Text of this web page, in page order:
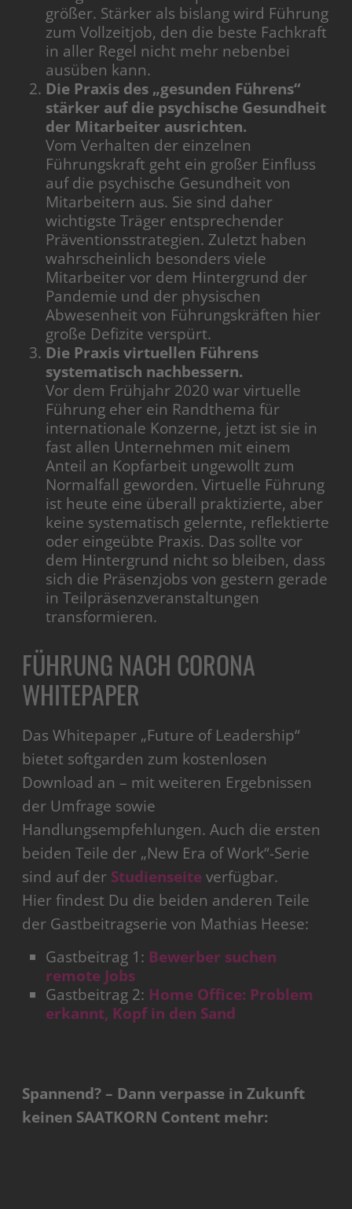
größer. Stärker als bislang wird Führung
zum Vollzeitjob, den die beste Fachkraft
in aller Regel nicht mehr nebenbei
ausüben kann.
Die Praxis des „gesunden Führens“
stärker auf die psychische Gesundheit
der Mitarbeiter ausrichten.
Vom Verhalten der einzelnen
Führungskraft geht ein großer Einfluss
auf die psychische Gesundheit von
Mitarbeitern aus. Sie sind daher
wichtigste Träger entsprechender
Präventionsstrategien. Zuletzt haben
wahrscheinlich besonders viele
Mitarbeiter vor dem Hintergrund der
Pandemie und der physischen
Abwesenheit von Führungskräften hier
große Defizite verspürt.
Die Praxis virtuellen Führens
systematisch nachbessern.
Vor dem Frühjahr 2020 war virtuelle
Führung eher ein Randthema für
internationale Konzerne, jetzt ist sie in
fast allen Unternehmen mit einem
Anteil an Kopfarbeit ungewollt zum
Normalfall geworden. Virtuelle Führung
ist heute eine überall praktizierte, aber
keine systematisch gelernte, reflektierte
oder eingeübte Praxis. Das sollte vor
dem Hintergrund nicht so bleiben, dass
sich die Präsenzjobs von gestern gerade
in Teilpräsenzveranstaltungen
transformieren.
FÜHRUNG NACH CORONA
WHITEPAPER
Das Whitepaper „Future of Leadership“
bietet softgarden zum kostenlosen
Download an – mit weiteren Ergebnissen
der Umfrage sowie
Handlungsempfehlungen. Auch die ersten
beiden Teile der „New Era of Work“-Serie
sind auf der Studienseiteverfügbar.
Hier findest Du die beiden anderen Teile
der Gastbeitragserie von Mathias Heese:
Gastbeitrag 1: Bewerber suchen
remote Jobs
Gastbeitrag 2: Home Office: Problem
erkannt, Kopf in den Sand
Spannend? – Dann verpasse in Zukunft
keinen SAATKORN Content mehr: